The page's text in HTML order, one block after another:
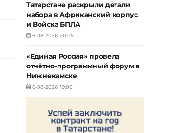
Татарстане раскрыли детали
набора в Африканский корпус
и Войска БПЛА
6-08-2026, 20:05
«Единая Россия» провела
отчётно-программный форум в
Нижнекамске
6-08-2026, 19:00